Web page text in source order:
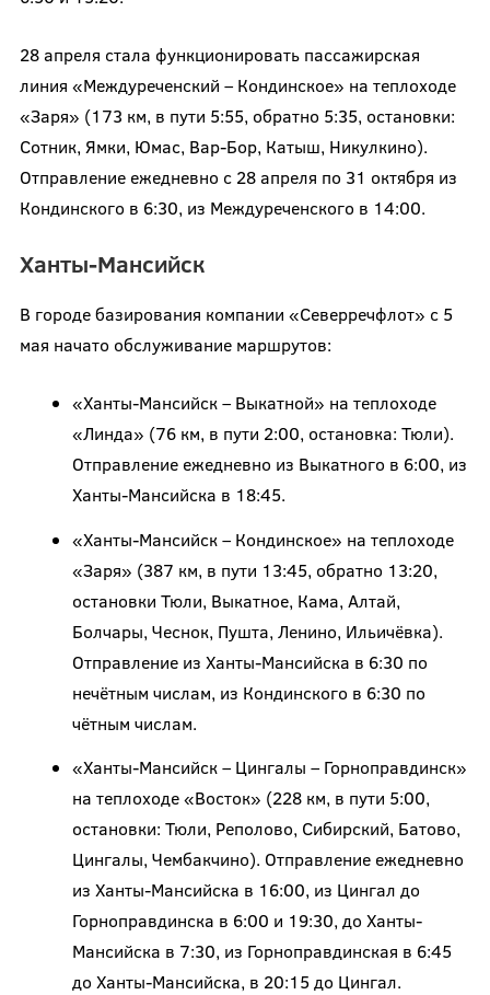
28 апреля стала функционировать пассажирская
линия «Междуреченский – Кондинское» на теплоходе
«Заря» (173 км, в пути 5:55, обратно 5:35, остановки:
Сотник, Ямки, Юмас, Вар-Бор, Катыш, Никулкино).
Отправление ежедневно с 28 апреля по 31 октября из
Кондинского в 6:30, из Междуреченского в 14:00.
Ханты-Мансийск
В городе базирования компании «Северречфлот» с 5
мая начато обслуживание маршрутов:
«Ханты-Мансийск – Выкатной» на теплоходе
«Линда» (76 км, в пути 2:00, остановка: Тюли).
Отправление ежедневно из Выкатного в 6:00, из
Ханты-Мансийска в 18:45.
«Ханты-Мансийск – Кондинское» на теплоходе
«Заря» (387 км, в пути 13:45, обратно 13:20,
остановки Тюли, Выкатное, Кама, Алтай,
Болчары, Чеснок, Пушта, Ленино, Ильичёвка).
Отправление из Ханты-Мансийска в 6:30 по
нечётным числам, из Кондинского в 6:30 по
чётным числам.
«Ханты-Мансийск – Цингалы – Горноправдинск»
на теплоходе «Восток» (228 км, в пути 5:00,
остановки: Тюли, Реполово, Сибирский, Батово,
Цингалы, Чембакчино). Отправление ежедневно
из Ханты-Мансийска в 16:00, из Цингал до
Горноправдинска в 6:00 и 19:30, до Ханты-
Мансийска в 7:30, из Горноправдинская в 6:45
до Ханты-Мансийска, в 20:15 до Цингал.